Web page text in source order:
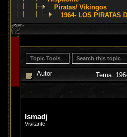
Piratas/ Vikingos
1964- LOS PIRATAS
Topic Tools Search this topic
Autor Tema:
Ismadj
Visitante